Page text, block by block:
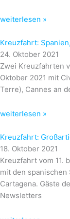
weiterlesen »
Kreuzfahrt:
24. Oktober 2021
Zwei Kreuzfahrten
Oktober 2021 mit
Terre), Cannes an
weiterlesen »
Kreuzfahrt:
18. Oktober 2021
Kreuzfahrt vom 11.
mit den spanischen
Cartagena. Gäste
Newsletters